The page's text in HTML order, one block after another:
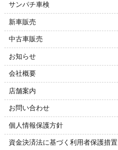
サンパチ車検
新車販売
中古車販売
お知らせ
会社概要
店舗案内
お問い合わせ
個人情報保護方針
資金決済法に基づく利用者保護措置